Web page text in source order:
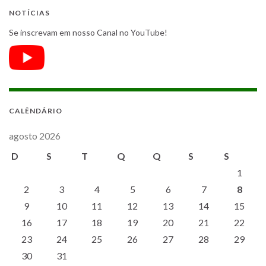
NOTÍCIAS
Se inscrevam em nosso Canal no YouTube!
CALÊNDÁRIO
agosto 2026
D
S T Q Q S
S
1
2
3 4 5 6 7
8
9
10 11 12 13 14
15
16
17 18 19 20 21
22
23
24 25 26 27 28
29
30
31